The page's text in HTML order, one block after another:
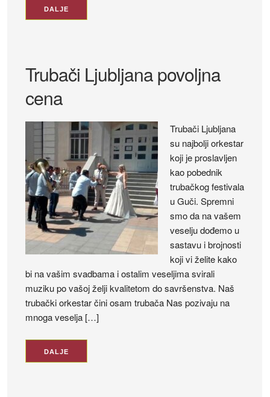
DALJE
Trubači Ljubljana povoljna
cena
Trubači Ljubljana
su najbolji orkestar
koji je proslavljen
kao pobednik
trubačkog festivala
u Guči. Spremni
smo da na vašem
veselju dođemo u
sastavu i brojnosti
koji vi želite kako
bi na vašim svadbama i ostalim veseljima svirali
muziku po vašoj želji kvalitetom do savršenstva. Naš
trubački orkestar čini osam trubača Nas pozivaju na
mnoga veselja […]
DALJE